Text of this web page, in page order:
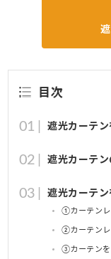
目次
遮光カーテン
遮光カーテ
遮光カーテ
①カーテンレ
②カーテンレ
③カーテンを